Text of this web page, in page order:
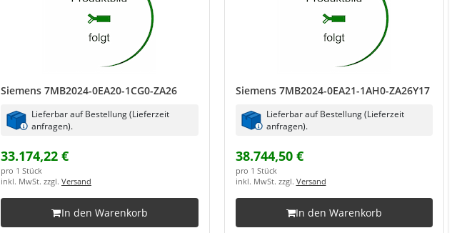
Siemens 7MB2024-0EA20-1CG0-ZA26
Lieferbar auf Bestellung (Lieferzeit
anfragen).
33.174,22 €
pro 1 Stück
inkl. MwSt. zzgl. Versand
In den Warenkorb
Siemens 7MB2024-0EA21-1AH0-ZA26Y17
Lieferbar auf Bestellung (Lieferzeit
anfragen).
38.744,50 €
pro 1 Stück
inkl. MwSt. zzgl. Versand
In den Warenkorb